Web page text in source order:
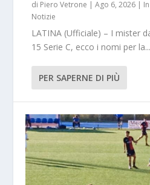
di Piero Vetrone |Ago 6, 2026 |
Notizie
LATINA (Ufficiale) – I mister
15 Serie C, ecco i nomi per la...
PER SAPERNE DI PIÙ